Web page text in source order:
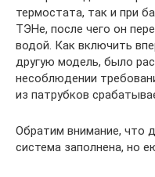
термостата, так и при
ТЭНе, после чего он
водой. Как включить
другую модель, было
несоблюдении
из патрубков
Обратим внимание, что
система заполнена, но